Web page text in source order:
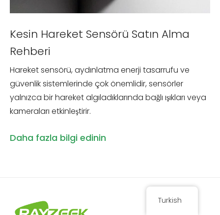
Kesin Hareket Sensörü Satın Alma
Rehberi
Hareket sensörü, aydınlatma enerji tasarrufu ve
güvenlik sistemlerinde çok önemlidir, sensörler
yalnızca bir hareket algıladıklarında bağlı ışıkları veya
kameraları etkinleştirir.
Daha fazla bilgi edinin
Turkish